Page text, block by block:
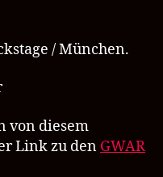
/ München.
von diesem
Link zu den GWAR